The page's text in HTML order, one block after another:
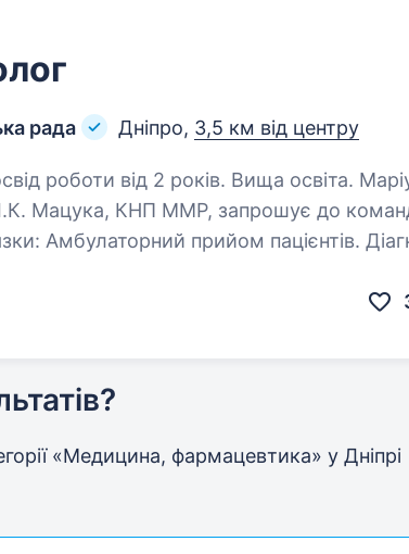
рада Дніпро, 3,5 км від центру
від 2 років. Вища освіта. Маріупольська
Мацука, КНП ММР, запрошує до
«Медицина, фармацевтика» у Дніпрі